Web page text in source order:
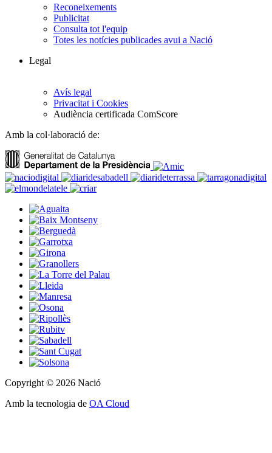
Reconeixements
Publicitat
Consulta tot l'equip
Totes les notícies publicades avui a Nació
Legal
Avís legal
Privacitat i Cookies
Audiència certificada ComScore
Amb la col·laboració de:
Copyright © 2026 Nació
Amb la tecnologia de OA Cloud